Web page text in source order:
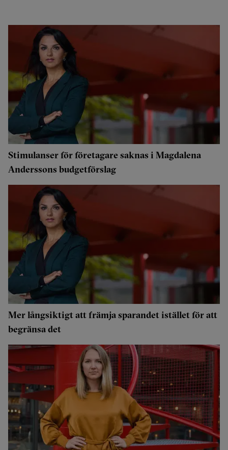
Stimulanser för företagare saknas i Magdalena
Anderssons budgetförslag
Mer långsiktigt att främja sparandet istället för att
begränsa det